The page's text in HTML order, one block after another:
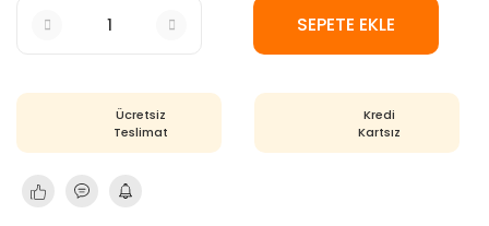
SEPETE EKLE
Ücretsiz
Teslimat
Kredi
Kartsız